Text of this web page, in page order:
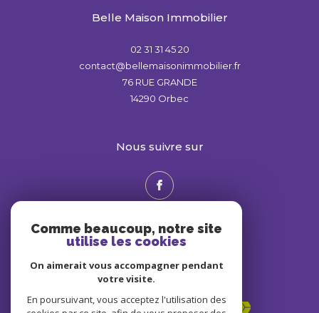
Belle Maison Immobilier
02 31 31 45 20
contact@bellemaisonimmobilier.fr
76 RUE GRANDE
14290
Orbec
nous suivre sur
Adhérents
Comme beaucoup, notre site
utilise les cookies
On aimerait vous accompagner pendant
votre visite.
En poursuivant, vous acceptez l'utilisation des